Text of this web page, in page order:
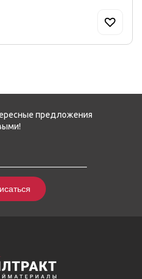
предложения